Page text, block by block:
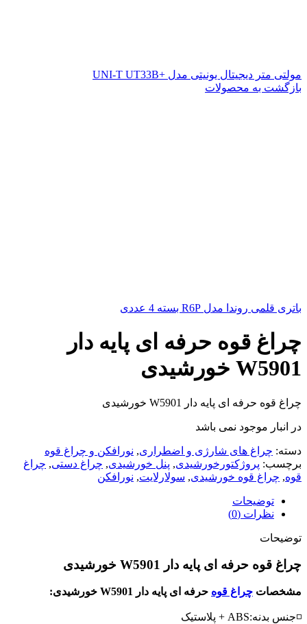
مولتی متر دیجیتال یونیتی مدل +UNI-T UT33B
بازگشت به محصولات
باتری قلمی روندا مدل R6P بسته 4 عددی
چراغ قوه حرفه ای پایه دار
W5901 خورشیدی
چراغ قوه حرفه ای پایه دار W5901 خورشیدی
در انبار موجود نمی باشد
دسته: چراغ های شارژی و اضطراری, نورافکن و چراغ قوه
برچسب: پروژکتورخورشیدی, پنل خورشیدی, چراغ دستی, چراغ
قوه, چراغ قوه خورشیدی, سولارلایت, نورافکن
توضیحات
نظرات (0)
توضیحات
چراغ قوه حرفه ای پایه دار W5901 خورشیدی
مشخصات چراغ قوه حرفه ای پایه دار W5901 خورشیدی:
◽جنس بدنه:ABS + پلاستیک